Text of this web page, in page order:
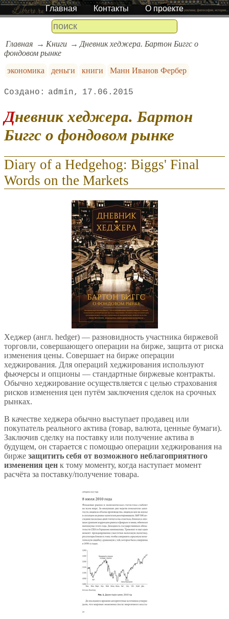
Главная Контакты О проекте
Главная Книги
Дневник хеджера. Бартон Биггс о
фондовом рынке
экономика
деньги книги Манн Иванов Фербер
admin 17.06.2015
Дневник хеджера. Бартон
Биггс о фондовом рынке
Diary of a Hedgehog: Biggs' Final
Words on the Markets
Хеджер (англ. hedger) — разновидность участника биржевой
торговли, совершающего операции на бирже, защита от риска
изменения цены. Совершает на бирже операции
хеджирования. Для операций хеджирования используют
фьючерсы и опционы — стандартные биржевые контракты.
Обычно хеджирование осуществляется с целью страхования
рисков изменения цен путём заключения сделок на срочных
рынках.
В качестве хеджера обычно выступает продавец или
покупатель реального актива (товар, валюта, ценные бумаги).
Заключив сделку на поставку или получение актива в
будущем, он старается с помощью операции хеджирования на
бирже защитить себя от возможного неблагоприятного
изменения цен к тому моменту, когда наступает момент
расчёта за поставку/получение товара.